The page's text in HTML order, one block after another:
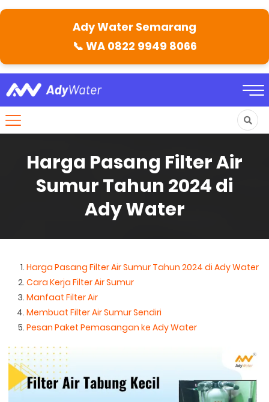
Ady Water Semarang
📞 WA 0822 9949 8066
Harga Pasang Filter Air
Sumur Tahun 2024 di
Ady Water
Harga Pasang Filter Air Sumur Tahun 2024 di Ady Water
Cara Kerja Filter Air Sumur
Manfaat Filter Air
Membuat Filter Air Sumur Sendiri
Pesan Paket Pemasangan ke Ady Water